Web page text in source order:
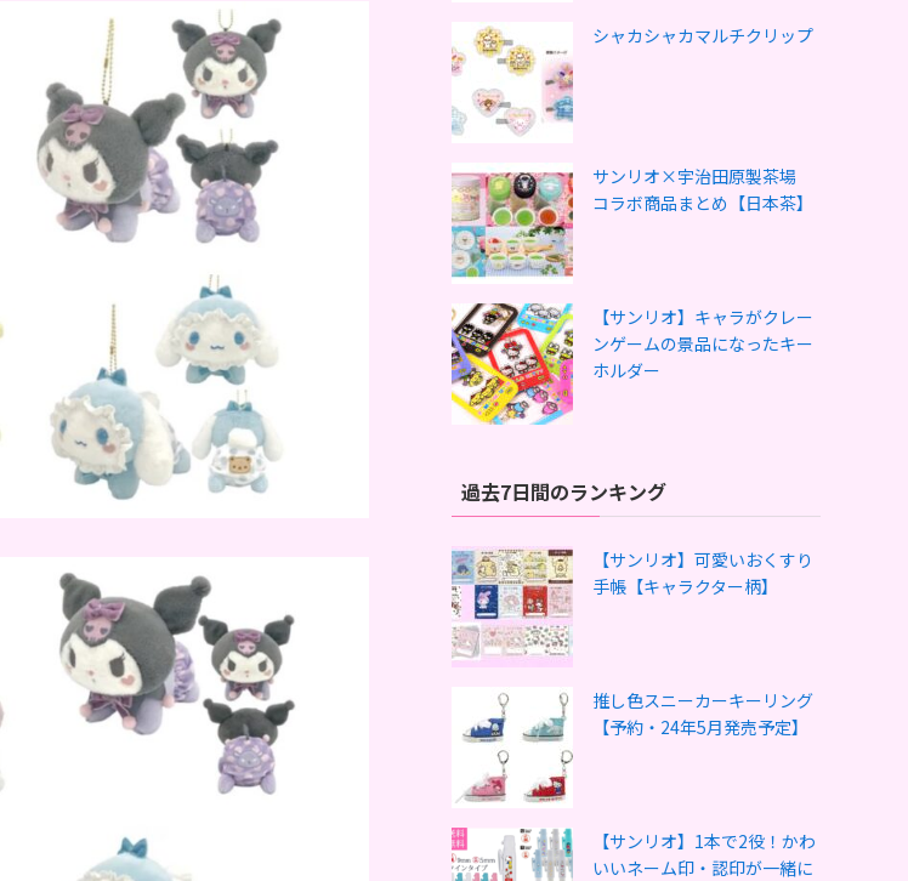
シャカシャカマルチクリップ
サンリオ×宇治田原製茶場
コラボ商品まとめ【日本茶】
【サンリオ】キャラがクレー
ンゲームの景品になったキー
ホルダー
過去7日間のランキング
【サンリオ】可愛いおくすり
手帳【キャラクター柄】
推し色スニーカーキーリング
【予約・24年5月発売予定】
【サンリオ】1本で2役！かわ
いいネーム印・認印が一緒に